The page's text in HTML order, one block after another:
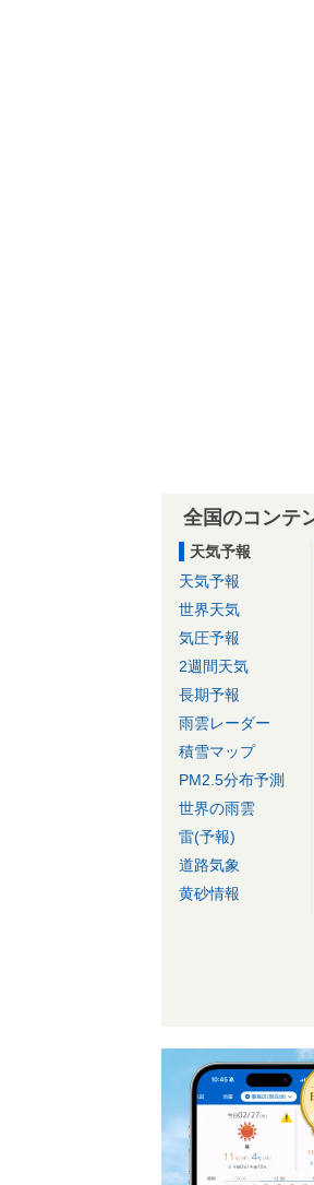
全国のコンテ
天気予報
天気予報
世界天気
気圧予報
2週間天気
長期予報
雨雲レーダー
積雪マップ
PM2.5分布予測
世界の雨雲
雷(予報)
道路気象
黄砂情報